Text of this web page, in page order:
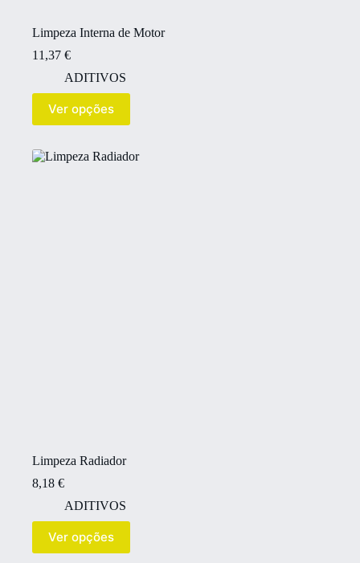
Limpeza Interna de Motor
11,37 €
ADITIVOS
Ver opções
Limpeza Radiador
8,18 €
ADITIVOS
Ver opções